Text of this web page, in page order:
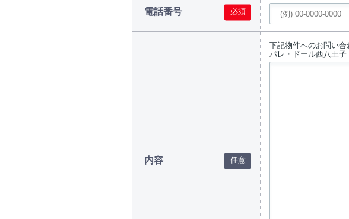
電話番号
内容
下記物件へのお問い合
パレ・ドール西八王子